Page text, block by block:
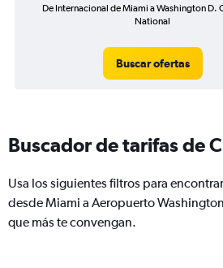
De Internacional de Miami a Washington D.
National
Buscar ofertas
Buscador de tarifas de
Usa los siguientes filtros para
desde Miami a Aeropuerto
que más te convengan.